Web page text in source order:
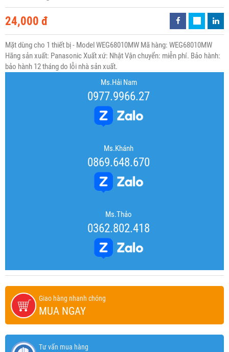
24,000 đ
Mặt dùng cho 1 thiết bị - Model WEG68010MW Mã hàng: WEG68010MW
Hãng sản xuất: Panasonic Xuất xứ: Nhật Vận chuyển: miễn phí. Bảo hành:
bảo hành 12 tháng do lỗi nhà sản xuất.
Ms.Hải Nam
0977.9966.27
Ms.Khánh
0869.648.670
Ms.Thảo
0362.802.418
Giao hàng nhanh chóng
MUA NGAY
Tư vấn mua hàng